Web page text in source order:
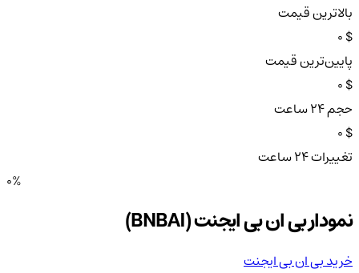
بالاترین قیمت
$ 0
پایین‌ترین قیمت
$ 0
حجم ۲۴ ساعت
$ 0
تغییرات ۲۴ ساعت
0%
نمودار بی ان بی ایجنت (BNBAI)
خرید بی ان بی ایجنت